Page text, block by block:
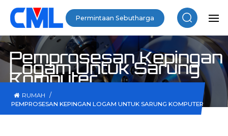
Permintaan Sebutharga
Pemprosesan Kepingan
Logam Untuk Sarung
Komputer
RUMAH /
PEMPROSESAN KEPINGAN LOGAM UNTUK SARUNG KOMPUTER